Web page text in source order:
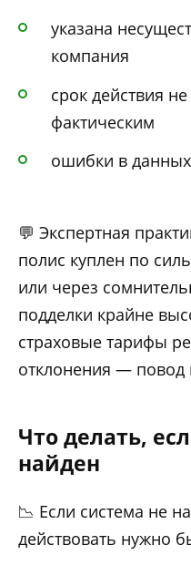
указана
компания
срок действия
фактическим
ошибки в
💬 Экспертная
полис куплен по
или через
подделки крайне
страховые тарифы
отклонения — повод
Что делать,
найден
📉 Если система не
действовать нужно